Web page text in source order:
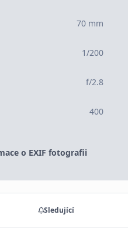
70 mm
1/200
f/2.8
400
o EXIF fotografii
Sledující